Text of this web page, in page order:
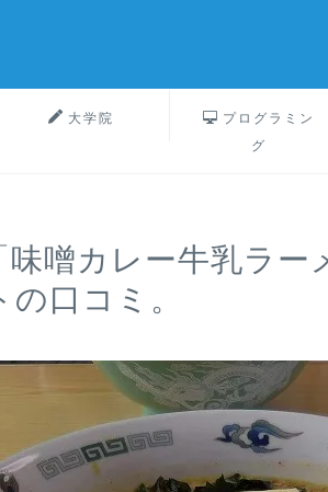
大学院
プログラミン
グ
味噌カレー牛乳ラ
口コミ。